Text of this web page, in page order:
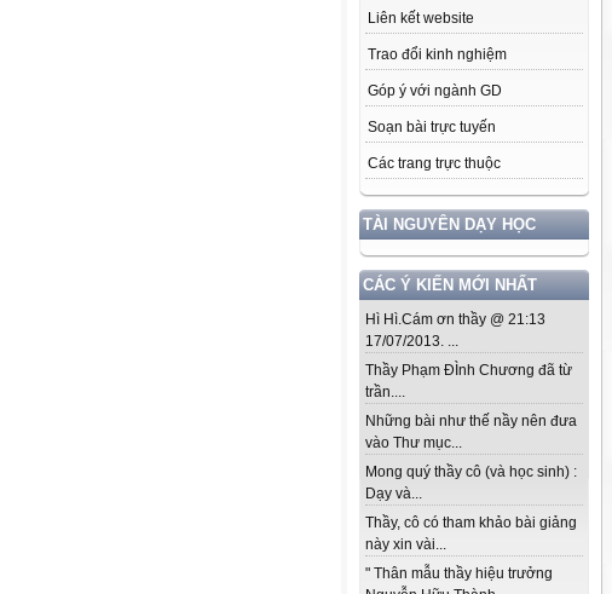
Liên kết website
Trao đổi kinh nghiệm
Góp ý với ngành GD
Soạn bài trực tuyến
Các trang trực thuộc
TÀI NGUYÊN DẠY HỌC
CÁC Ý KIẾN MỚI NHẤT
Hì Hì.Cám ơn thầy @ 21:13
17/07/2013. ...
Thầy Phạm ĐÌnh Chương đã từ
trần....
Những bài như thế nầy nên đưa
vào Thư mục...
Mong quý thầy cô (và học sinh) :
Dạy và...
Thầy, cô có tham khảo bài giảng
này xin vài...
" Thân mẫu thầy hiệu trưởng